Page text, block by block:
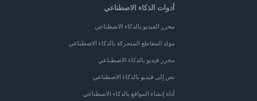
أدوات الذكاء الاصطناعي
محرر الفيديو بالذكاء الاصطناعي
مولد المقاطع المتحركة بالذكاء الاصطناعي
محرر فيديو بالذكاء الاصطناعي
نص إلى فيديو بالذكاء الاصطناعي
أداة إنشاء المواقع بالذكاء الاصطناعي